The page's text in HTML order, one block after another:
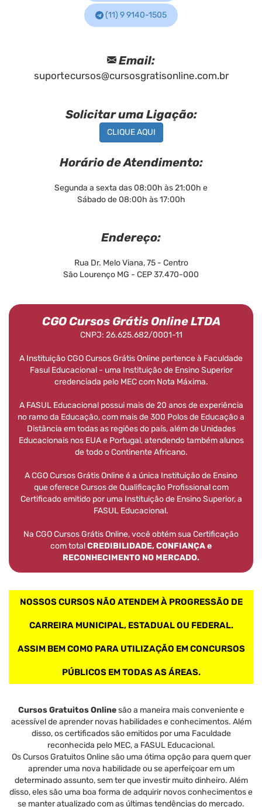
(11) 9 9140-1505
Email:
suportecursos@cursosgratisonline.com.br
Solicitar uma Ligação:
CLIQUE AQUI
Horário de Atendimento:
Segunda a sexta das 08:00h às 21:00h e
Sábado de 08:00h às 17:00h
Endereço:
Rua Dr. Melo Viana, 75 - Centro
São Lourenço MG - CEP 37.470-000
CGO Cursos Grátis Online LTDA
CNPJ: 26.625.682/0001-11
A Instituição CGO Cursos Grátis Online pertence à Faculdade
Fasul Educacional - uma Instituição de Ensino Superior
credenciada pelo MEC com Nota Máxima.
A FASUL Educacional possui mais de 20 anos de experiência
no ramo da Educação, com mais de 300 Polos de Educação a
Distância em todas as regiões do país, além de Unidades
Educacionais nos EUA e Portugal, atendendo também alunos
de todo o Continente Africano.
A CGO Cursos Grátis Online é a única Instituição de Ensino
que oferece Cursos de Qualificação Profissional com
Certificado emitido por uma Instituição de Ensino Superior, a
FASUL Educacional.
Na CGO Cursos Grátis Online, você obtém sua Certificação
com totalCREDIBILIDADE, CONFIANÇA e
RECONHECIMENTO NO MERCADO.
NOSSOS CURSOS NÃO ATENDEM À PROGRESSÃO DE
CARREIRA MUNICIPAL, ESTADUAL OU FEDERAL.
ASSIM BEM COMO PARA UTILIZAÇÃO EM CONCURSOS
PÚBLICOS EM TODAS AS ÁREAS.
Cursos Gratuitos Onlinesão a maneira mais conveniente e
acessível de aprender novas habilidades e conhecimentos. Além
disso, os certificados são emitidos por uma Faculdade
reconhecida pelo MEC, a FASUL Educacional.
Os Cursos Gratuitos Online são uma ótima opção para quem quer
aprender uma nova habilidade ou se aperfeiçoar em um
determinado assunto, sem ter que investir muito dinheiro. Além
disso, eles são uma boa forma de adquirir novos conhecimentos e
se manter atualizado com as últimas tendências do mercado.